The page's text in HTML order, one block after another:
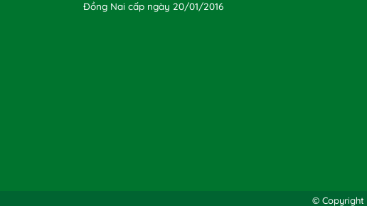
Đồng Nai cấp ngày 20/01/2016
© Copyright